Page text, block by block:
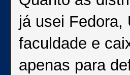
já usei Fedora,
faculdade e
apenas para